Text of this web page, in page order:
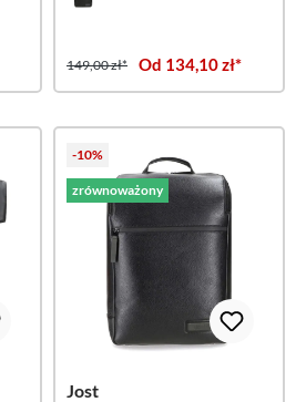
149,00 zł* Od 134,10 zł*
-10%
zrównoważony
Jost